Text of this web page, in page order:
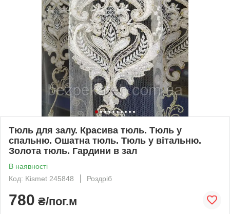
Тюль для залу. Красива тюль. Тюль у
спальню. Ошатна тюль. Тюль у вітальню.
Золота тюль. Гардини в зал
В наявності
Код: Kismet 245848
Роздріб
780 ₴/пог.м